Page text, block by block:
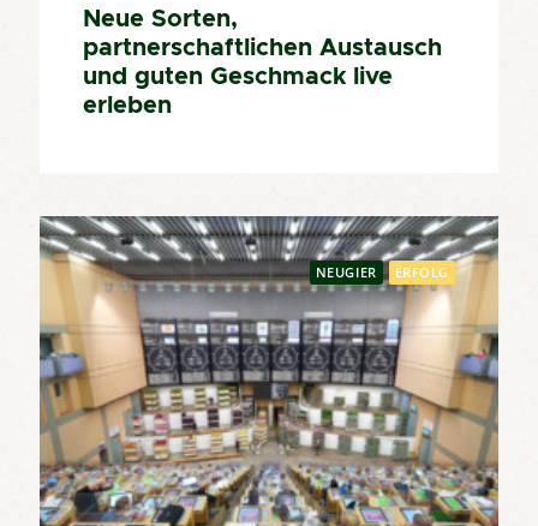
Neue Sorten,
partnerschaftlichen Austausch
und guten Geschmack live
erleben
NEUGIER ERFOLG